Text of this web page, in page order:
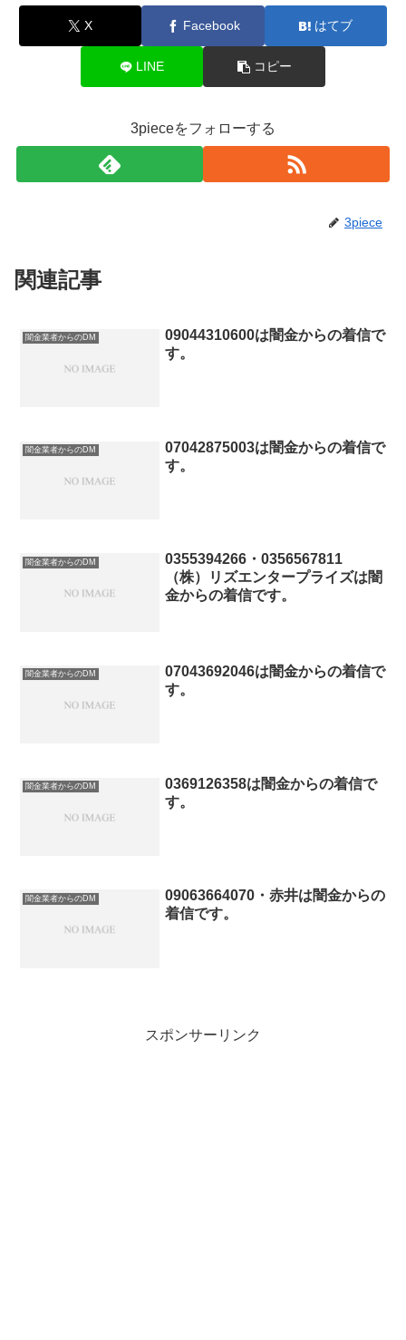
X Facebook はてブ
LINE コピー
3pieceをフォローする
3piece
関連記事
闇金業者からのDM
09044310600は闇金からの着信で
す。
闇金業者からのDM
07042875003は闇金からの着信で
す。
闇金業者からのDM
0355394266・0356567811
（株）リズエンタープライズは闇
金からの着信です。
闇金業者からのDM
07043692046は闇金からの着信で
す。
闇金業者からのDM
0369126358は闇金からの着信で
す。
闇金業者からのDM
09063664070・赤井は闇金からの
着信です。
スポンサーリンク